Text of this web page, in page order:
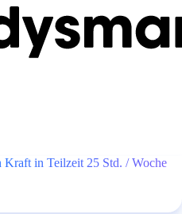
Kraft in Teilzeit 25 Std. / Woche